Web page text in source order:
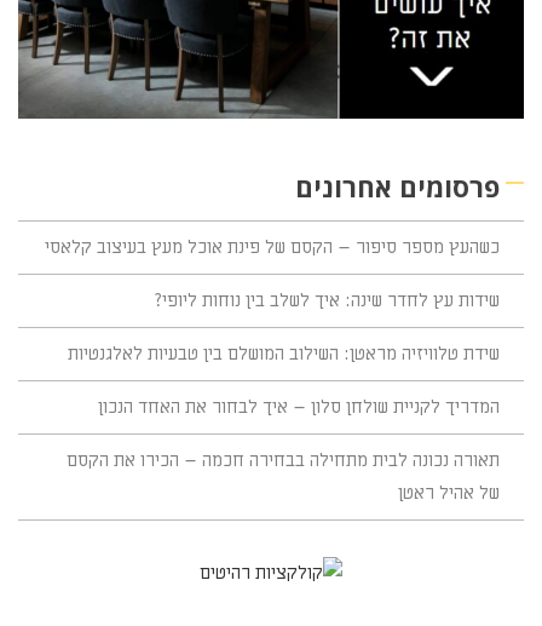
פרסומים אחרונים
כשהעץ מספר סיפור – הקסם של פינת אוכל מעץ בעיצוב קלאסי
שידות עץ לחדר שינה: איך לשלב בין נוחות ליופי?
שידת טלוויזיה מראטן: השילוב המושלם בין טבעיות לאלגנטיות
המדריך לקניית שולחן סלון – איך לבחור את האחד הנכון
תאורה נכונה לבית מתחילה בבחירה חכמה – הכירו את הקסם
של אהיל ראטן